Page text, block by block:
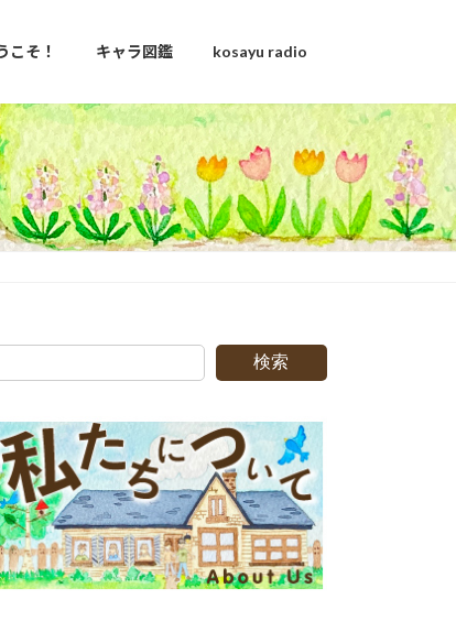
こそ！ キャラ図鑑 kosayu radio
検索